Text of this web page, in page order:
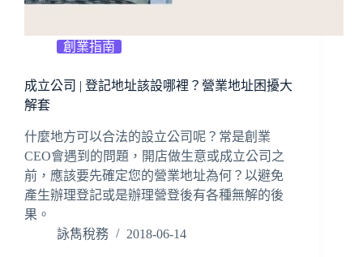
創業指南
成立公司 | 登記地址該設哪裡？營業地址困擾大
解套
什麼地方可以合法的設立公司呢？常是創業
CEO會遇到的問題，開店做生意或成立公司之
前，應該要先確定您的營業地址為何？以避免
產生辦理登記或是辦理營登後有各種無解的後
果。
詠雋稅務
2018-06-14